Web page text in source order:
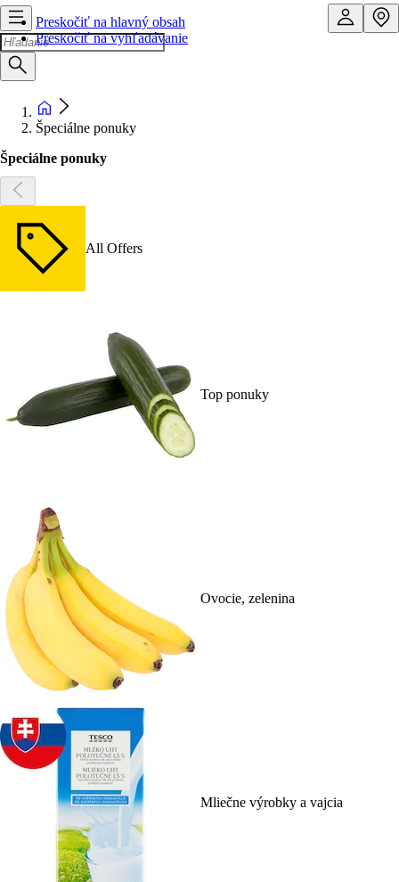
Preskočiť na hlavný obsah
Preskočiť na vyhľadávanie
Špeciálne ponuky
Špeciálne ponuky
All Offers
Top ponuky
Ovocie, zelenina
Mliečne výrobky a vajcia